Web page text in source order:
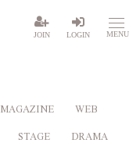
JOIN LOGIN MENU
MAGAZINE
WEB
STAGE DRAMA